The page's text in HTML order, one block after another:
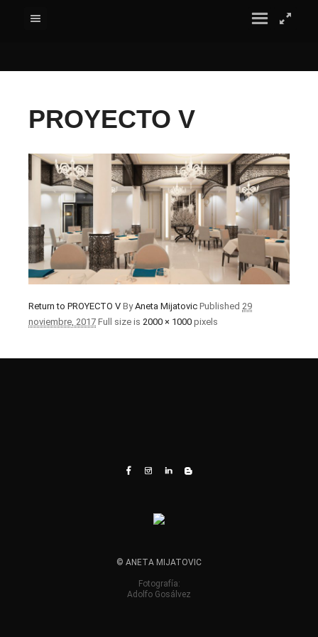
PROYECTO V
Return to PROYECTO V ByAneta Mijatovic Published 29
noviembre, 2017 Full size is 2000 × 1000 pixels
© ANETA MIJATOVIC
Fotografía:
Adolfo Gosálvez